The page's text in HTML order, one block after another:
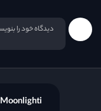
قسمت 31
قسمت 33
Moonlighti